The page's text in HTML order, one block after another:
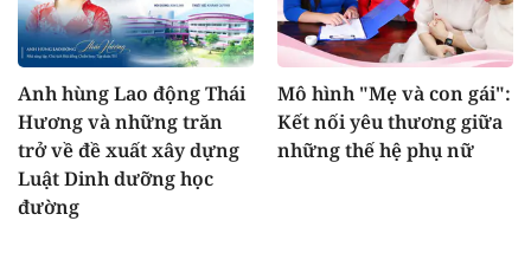
Anh hùng Lao động Thái
Hương và những trăn
trở về đề xuất xây dựng
Luật Dinh dưỡng học
đường
Mô hình "Mẹ và con gái":
Kết nối yêu thương giữa
những thế hệ phụ nữ